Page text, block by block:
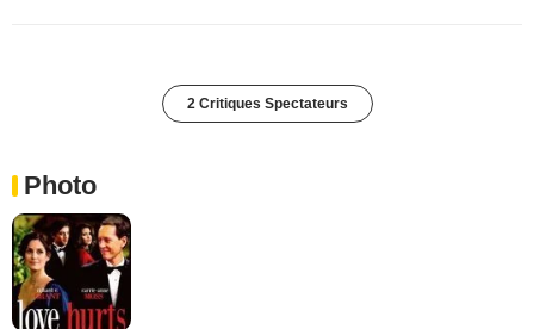
2 Critiques Spectateurs
Photo